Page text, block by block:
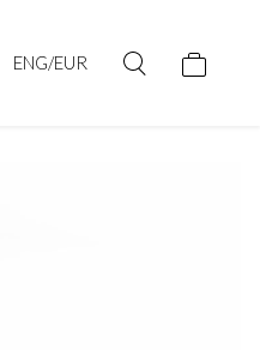
ENG/EUR